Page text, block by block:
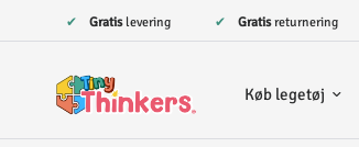
Gratislevering Gratisreturnering
Køb legetøj